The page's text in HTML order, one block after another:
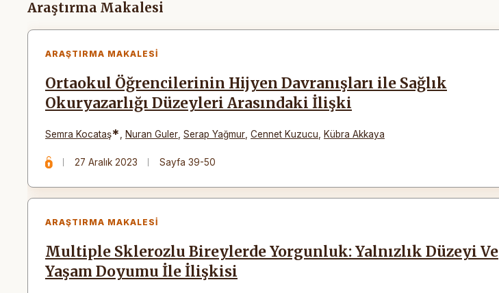
Makaleler
Araştırma Makalesi
ARAŞTIRMA MAKALESI
Ortaokul Öğrencilerinin Hijyen Davranışları ile Sağlık
Okuryazarlığı Düzeyleri Arasındaki İlişki
Semra Kocataş* Nuran Guler Serap Yağmur Cennet Kuzucu Kübra Akkaya
27 Aralık 2023 Sayfa 39-50
ARAŞTIRMA MAKALESI
Multiple Sklerozlu Bireylerde Yorgunluk: Yalnızlık Düzeyi Ve
Yaşam Doyumu İle İlişkisi